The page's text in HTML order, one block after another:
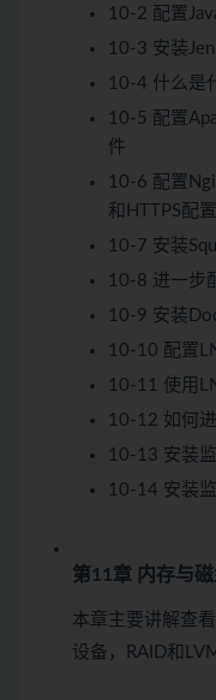
10-2 配置
10-3 安装
10-4 什么是
10-5 配置
件
10-6 配置
和HTTPS配置
10-7 安装
10-8 进一步
10-9 安装
10-10 配置
10-11 使用
10-12 如何
10-13 安装
10-14 安装
第11章 内存与
本章主要讲解查
设备，RAID和